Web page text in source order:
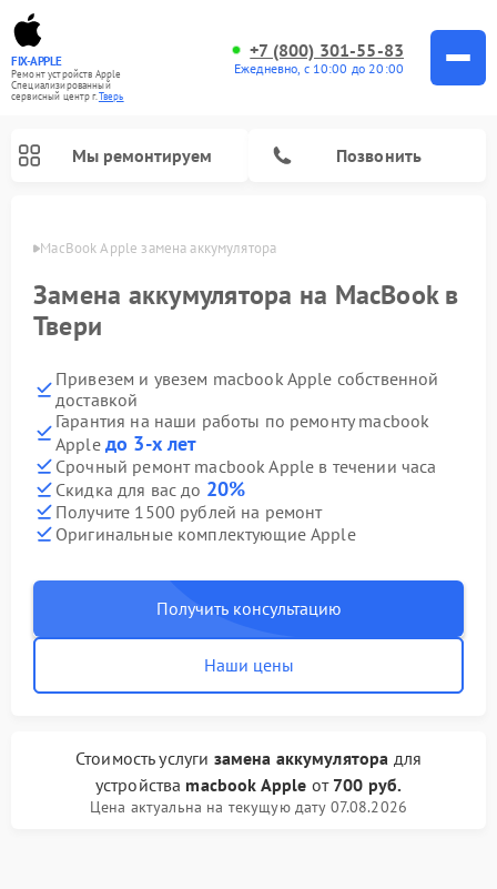
FIX-APPLE
Ремонт устройств Apple
Специализированный
cервисный центр г.Тверь
+7 (800) 301-55-83
Ежедневно, с 10:00 до 20:00
Мы ремонтируем Позвонить
MacBook Apple замена аккумулятора
Замена аккумулятора на MacBook в
Твери
Привезем и увезем macbook Apple собственной
доставкой
Гарантия на наши работы по ремонту macbook
Apple до 3-х лет
Срочный ремонт macbook Apple в течении часа
Скидка для вас до 20%
Получите 1500 рублей на ремонт
Оригинальные комплектующие Apple
Получить консультацию
Наши цены
Стоимость услуги замена аккумулятора для
устройства macbook Apple от 700 руб.
Цена актуальна на текущую дату 07.08.2026